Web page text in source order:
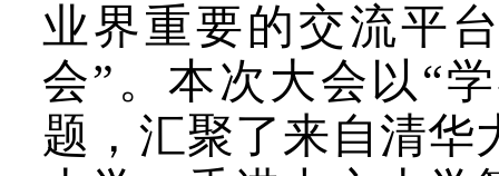
业界重要的交流平
会”。本次大会以“
题，汇聚了来自清华